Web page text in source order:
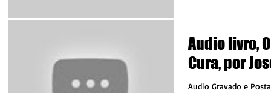
Audio livro,
Cura, por
Audio Gravado e